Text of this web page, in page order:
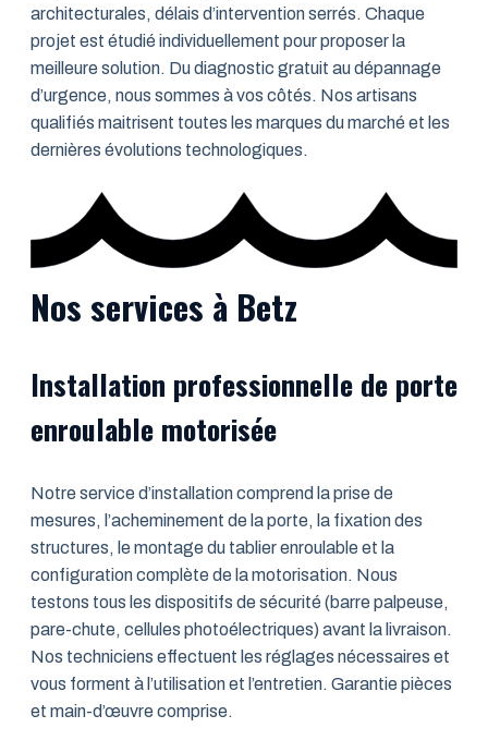
architecturales, délais d’intervention serrés. Chaque
projet est étudié individuellement pour proposer la
meilleure solution. Du diagnostic gratuit au dépannage
d’urgence, nous sommes à vos côtés. Nos artisans
qualifiés maitrisent toutes les marques du marché et les
dernières évolutions technologiques.
Nos services à Betz
Installation professionnelle de porte
enroulable motorisée
Notre service d’installation comprend la prise de
mesures, l’acheminement de la porte, la fixation des
structures, le montage du tablier enroulable et la
configuration complète de la motorisation. Nous
testons tous les dispositifs de sécurité (barre palpeuse,
pare-chute, cellules photoélectriques) avant la livraison.
Nos techniciens effectuent les réglages nécessaires et
vous forment à l’utilisation et l’entretien. Garantie pièces
et main-d’œuvre comprise.